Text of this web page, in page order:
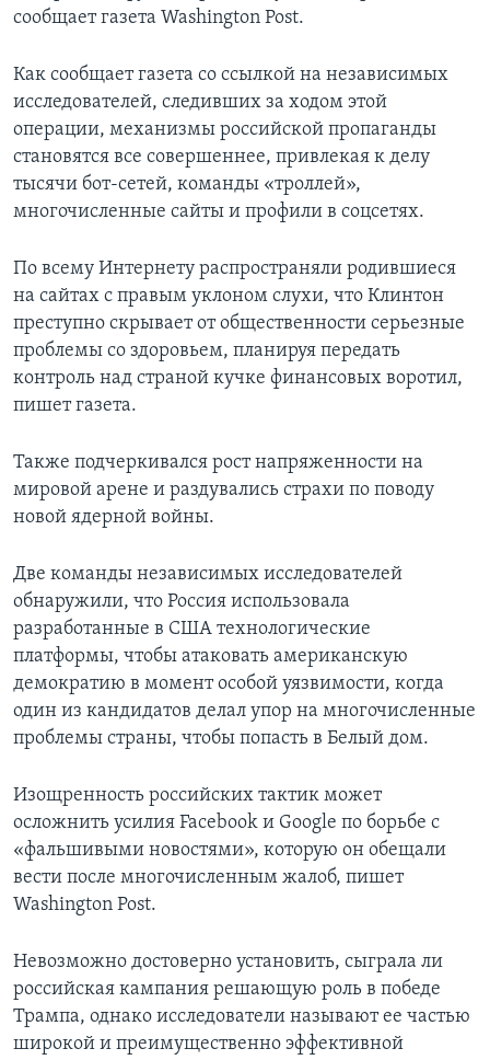
сообщает газета Washington Post.
Как сообщает газета со ссылкой на независимых
исследователей, следивших за ходом этой
операции, механизмы российской пропаганды
становятся все совершеннее, привлекая к делу
тысячи бот-сетей, команды «троллей»,
многочисленные сайты и профили в соцсетях.
По всему Интернету распространяли родившиеся
на сайтах с правым уклоном слухи, что Клинтон
преступно скрывает от общественности серьезные
проблемы со здоровьем, планируя передать
контроль над страной кучке финансовых воротил,
пишет газета.
Также подчеркивался рост напряженности на
мировой арене и раздувались страхи по поводу
новой ядерной войны.
Две команды независимых исследователей
обнаружили, что Россия использовала
разработанные в США технологические
платформы, чтобы атаковать американскую
демократию в момент особой уязвимости, когда
один из кандидатов делал упор на многочисленные
проблемы страны, чтобы попасть в Белый дом.
Изощренность российских тактик может
осложнить усилия Facebook и Google по борьбе с
«фальшивыми новостями», которую он обещали
вести после многочисленным жалоб, пишет
Washington Post.
Невозможно достоверно установить, сыграла ли
российская кампания решающую роль в победе
Трампа, однако исследователи называют ее частью
широкой и преимущественно эффективной